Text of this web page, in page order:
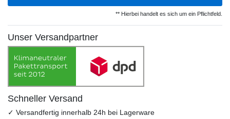
** Hierbei handelt es sich um ein Pflichtfeld.
Unser Versandpartner
Schneller Versand
✓ Versandfertig innerhalb 24h bei Lagerware